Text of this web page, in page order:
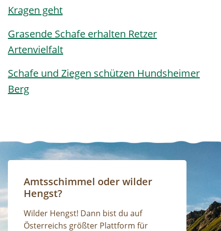
Kragen geht
Grasende Schafe erhalten Retzer
Artenvielfalt
Schafe und Ziegen schützen Hundsheimer
Berg
Amtsschimmel oder wilder
Hengst?
Wilder Hengst! Dann bist du auf
Österreichs größter Plattform für